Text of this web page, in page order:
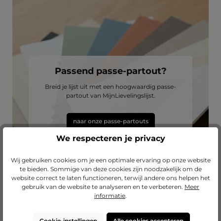
Passend passe-partout?
Breid je lijst uit met een hoogwaardig passe-
partout van MijnLievelingslijst.
naar onze passe-partouts
We respecteren je privacy
Wij gebruiken cookies om je een optimale ervaring op onze website
te bieden. Sommige van deze cookies zijn noodzakelijk om de
website correct te laten functioneren, terwijl andere ons helpen het
gebruik van de website te analyseren en te verbeteren. Meer
informatie.